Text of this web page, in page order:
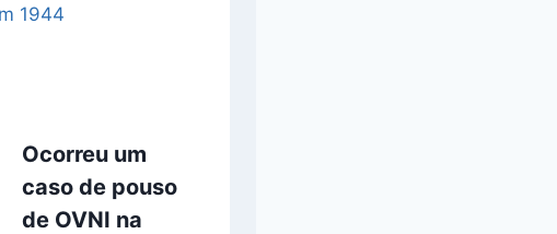
Ocorreu um
caso de pouso
de OVNI na